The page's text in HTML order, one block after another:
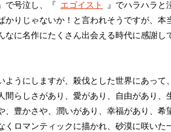
で号泣し、『 エゴイスト
』でハラハラと
かりじゃないか！と言われそうですが、本
なに名作にたくさん出会える時代に感謝し
うにしますが、殺伐とした世界にあって、
間らしさがあり、愛があり、自由があり、
、豊かさや、潤いがあり、幸福があり、希
くロマンティックに描かれ、砂漠に咲いた